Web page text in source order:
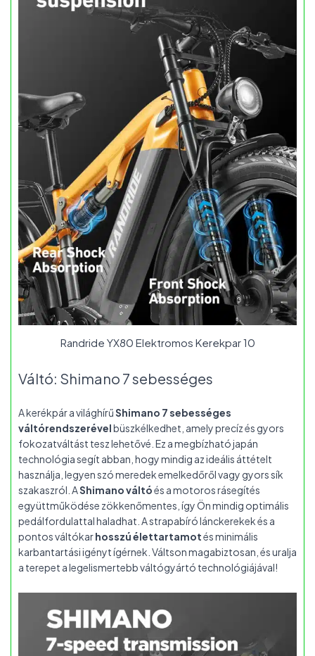
Randride YX80 Elektromos Kerekpar 10
Váltó: Shimano 7 sebességes
A kerékpár a világhírűShimano 7 sebességes
váltórendszerévelbüszkélkedhet, amely precíz és gyors
fokozatváltást tesz lehetővé. Ez a megbízható japán
technológia segít abban, hogy mindig az ideális áttételt
használja, legyen szó meredek emelkedőről vagy gyors sík
szakaszról. AShimano váltóés a motoros rásegítés
együttműködése zökkenőmentes, így Ön mindig optimális
pedálfordulattal haladhat. A strapabíró lánckerekek és a
pontos váltókarhosszú élettartamotés minimális
karbantartási igényt ígérnek. Váltson magabiztosan, és uralja
a terepet a legelismertebb váltógyártó technológiájával!